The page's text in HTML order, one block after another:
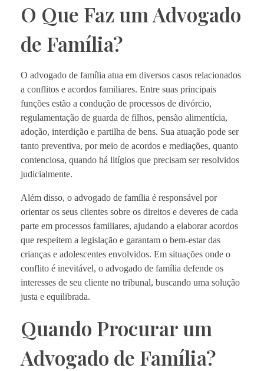
O Que Faz um Advogado
de Família?
O advogado de família atua em diversos casos relacionados
a conflitos e acordos familiares. Entre suas principais
funções estão a condução de processos de divórcio,
regulamentação de guarda de filhos, pensão alimentícia,
adoção, interdição e partilha de bens. Sua atuação pode ser
tanto preventiva, por meio de acordos e mediações, quanto
contenciosa, quando há litígios que precisam ser resolvidos
judicialmente.
Além disso, o advogado de família é responsável por
orientar os seus clientes sobre os direitos e deveres de cada
parte em processos familiares, ajudando a elaborar acordos
que respeitem a legislação e garantam o bem-estar das
crianças e adolescentes envolvidos. Em situações onde o
conflito é inevitável, o advogado de família defende os
interesses de seu cliente no tribunal, buscando uma solução
justa e equilibrada.
Quando Procurar um
Advogado de Família?